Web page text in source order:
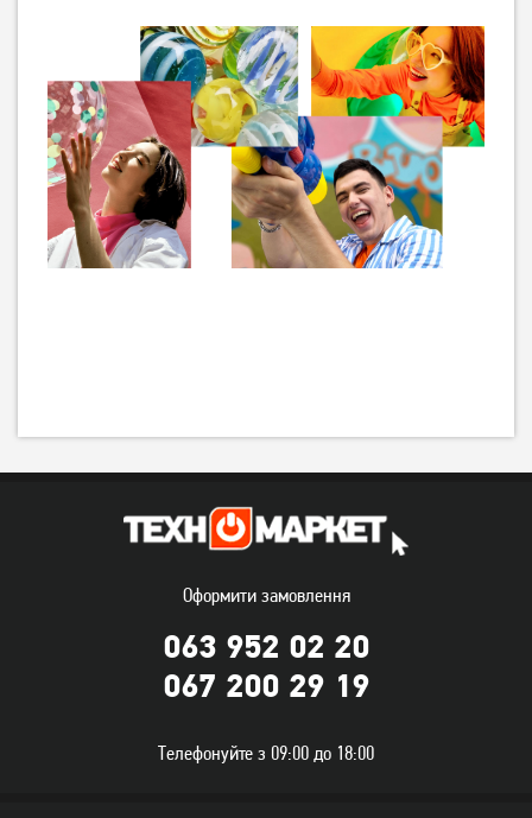
Оформити замовлення
063 952 02 20
067 200 29 19
Телефонуйте з 09:00 до 18:00